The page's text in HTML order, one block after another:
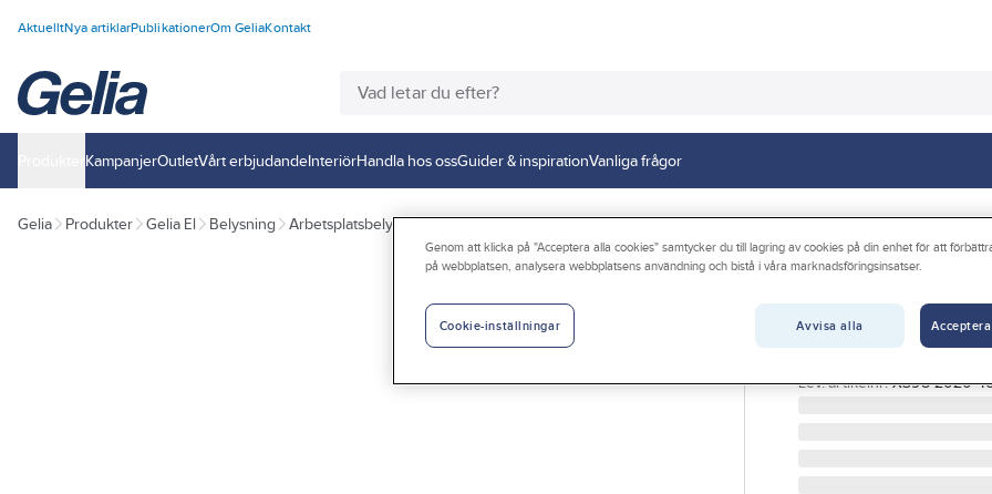
AktuelltNya artiklarPublikationerOm GeliaKontakt
KampanjerOutletVårt erbjudandeInteriörHandla hos ossGuider & inspirationVanliga frågor
Gelia Produkter Gelia El Belysning Arbetsplatsbelysning
Buntband till
BUNTBAND SVART
Lev. artikelnr: XS98-2020-
Genom att klicka på "Acceptera alla cookies" samtycker du till lagring av cookies på din enhet för att
på webbplatsen, analysera webbplatsens användning och bistå i våra marknadsföringsinsatser.
Avvisa alla
Cookie-inställningar